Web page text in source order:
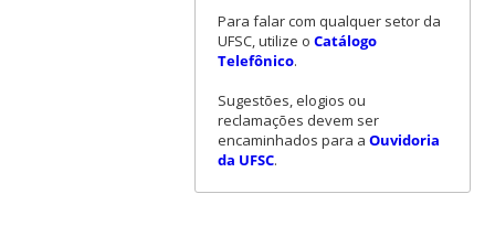
Para falar com qualquer setor da
UFSC, utilize o Catálogo
Telefônico.
Sugestões, elogios ou
reclamações devem ser
encaminhados para a Ouvidoria
da UFSC.